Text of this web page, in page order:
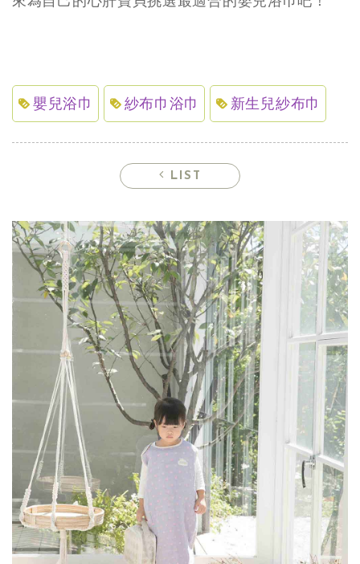
嬰兒浴巾 紗布巾浴巾 新生兒紗布巾
LIST